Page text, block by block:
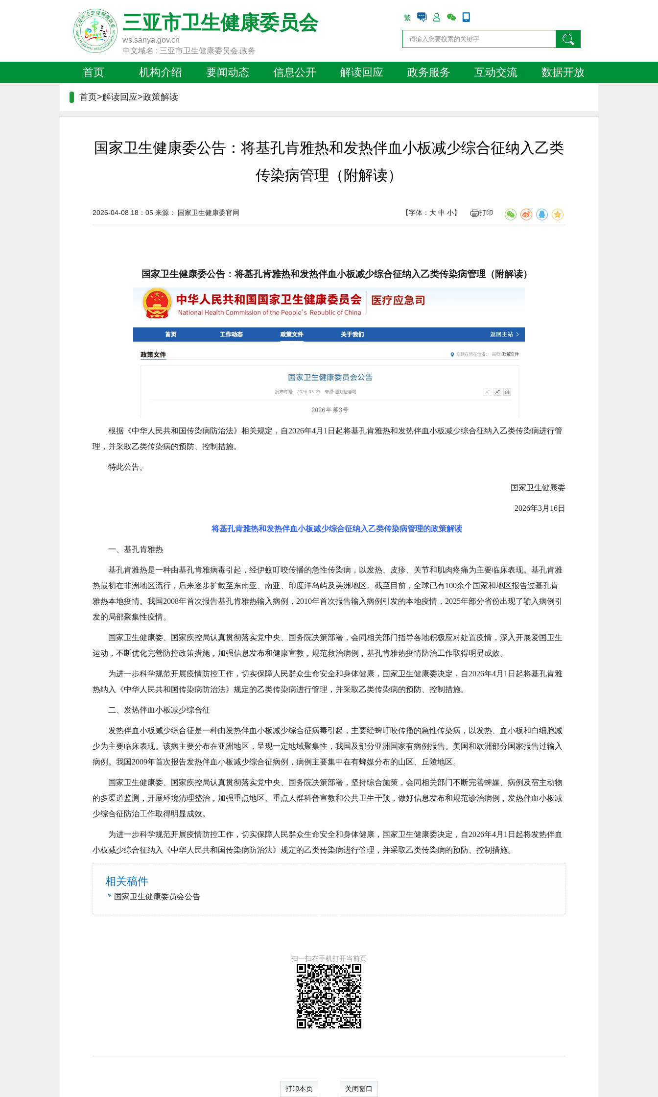
三亚市卫生健康委员会
ws.sanya.gov.cn
中文域名 : 三亚市卫生健康委员会.政务
繁
首页 机构介绍 要闻动态 信息公开 解读回应 政务服务 互动交流 数据开放
首页>解读回应>政策解读
国家卫生健康委公告：将基孔肯雅热和发热伴血小板减少综合征纳入乙类
传染病管理（附解读）
【字体： 大 中 小】 打印
2026-04-08 18：05 来源： 国家卫生健康委官网
国家卫生健康委公告：将基孔肯雅热和发热伴血小板减少综合征纳入乙类传染病管理（附解读）
根据《中华人民共和国传染病防治法》相关规定，自2026年4月1日起将基孔肯雅热和发热伴血小板减少综合征纳入乙类传染病进行管
理，并采取乙类传染病的预防、控制措施。
特此公告。
国家卫生健康委
2026年3月16日
将基孔肯雅热和发热伴血小板减少综合征纳入乙类传染病管理的政策解读
一、基孔肯雅热
基孔肯雅热是一种由基孔肯雅病毒引起，经伊蚊叮咬传播的急性传染病，以发热、皮疹、关节和肌肉疼痛为主要临床表现。基孔肯雅
热最初在非洲地区流行，后来逐步扩散至东南亚、南亚、印度洋岛屿及美洲地区。截至目前，全球已有100余个国家和地区报告过基孔肯
雅热本地疫情。我国2008年首次报告基孔肯雅热输入病例，2010年首次报告输入病例引发的本地疫情，2025年部分省份出现了输入病例引
发的局部聚集性疫情。
国家卫生健康委、国家疾控局认真贯彻落实党中央、国务院决策部署，会同相关部门指导各地积极应对处置疫情，深入开展爱国卫生
运动，不断优化完善防控政策措施，加强信息发布和健康宣教，规范救治病例，基孔肯雅热疫情防治工作取得明显成效。
为进一步科学规范开展疫情防控工作，切实保障人民群众生命安全和身体健康，国家卫生健康委决定，自2026年4月1日起将基孔肯雅
热纳入《中华人民共和国传染病防治法》规定的乙类传染病进行管理，并采取乙类传染病的预防、控制措施。
二、发热伴血小板减少综合征
发热伴血小板减少综合征是一种由发热伴血小板减少综合征病毒引起，主要经蜱叮咬传播的急性传染病，以发热、血小板和白细胞减
少为主要临床表现。该病主要分布在亚洲地区，呈现一定地域聚集性，我国及部分亚洲国家有病例报告。美国和欧洲部分国家报告过输入
病例。我国2009年首次报告发热伴血小板减少综合征病例，病例主要集中在有蜱媒分布的山区、丘陵地区。
国家卫生健康委、国家疾控局认真贯彻落实党中央、国务院决策部署，坚持综合施策，会同相关部门不断完善蜱媒、病例及宿主动物
的多渠道监测，开展环境清理整治，加强重点地区、重点人群科普宣教和公共卫生干预，做好信息发布和规范诊治病例，发热伴血小板减
少综合征防治工作取得明显成效。
为进一步科学规范开展疫情防控工作，切实保障人民群众生命安全和身体健康，国家卫生健康委决定，自2026年4月1日起将发热伴血
小板减少综合征纳入《中华人民共和国传染病防治法》规定的乙类传染病进行管理，并采取乙类传染病的预防、控制措施。
相关稿件
* 国家卫生健康委员会公告
扫一扫在手机打开当前页
打印本页 关闭窗口